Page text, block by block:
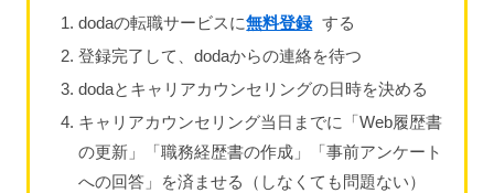
dodaの転職サービスに無料登録 する
登録完了して、dodaからの連絡を待つ
dodaとキャリアカウンセリングの日時を決める
キャリアカウンセリング当日までに「Web履歴書
の更新」「職務経歴書の作成」「事前アンケート
への回答」を済ませる（しなくても問題ない）